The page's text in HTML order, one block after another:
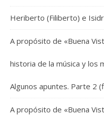
Heriberto (Filiberto) e
A propósito de «Buena
historia de la música y los
Algunos apuntes. Parte 2
A propósito de «Buena